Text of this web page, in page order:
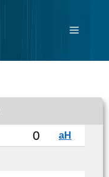
Menü